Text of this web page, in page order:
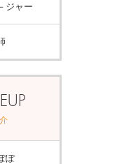
ジャー
ぽ